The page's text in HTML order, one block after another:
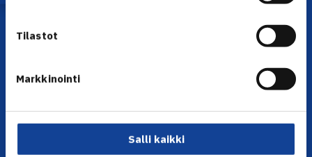
Tilastot
Markkinointi
Salli kaikki
YHTEYSTIEDOT
Olympiastadion, Paavo Nurmen tie 1, 00250 Helsinki